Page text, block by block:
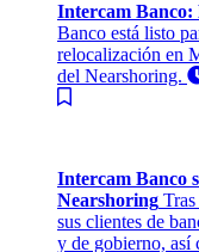
Intercam Banco:
Banco está listo
relocalización en
del Nearshoring.
Intercam Banco
Nearshoring
sus clientes de
y de gobierno, así